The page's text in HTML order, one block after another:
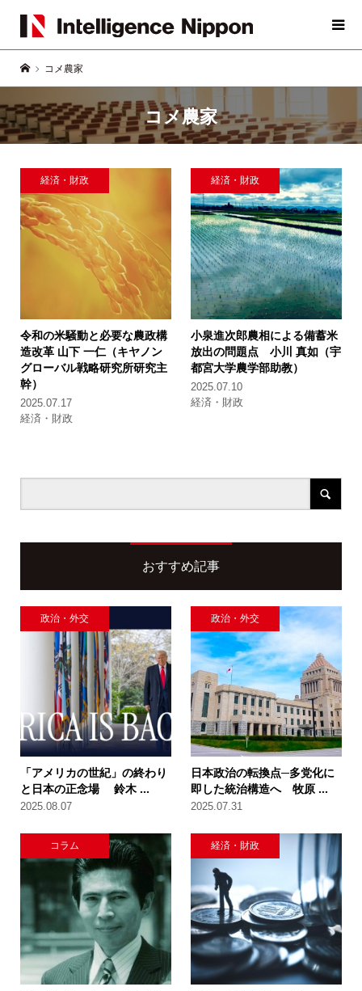
コメ農家
コメ農家
経済・財政
令和の米騒動と必要な農政構
造改革山下 一仁（キヤノン
グローバル戦略研究所研究主
幹）
2025.07.17
経済・財政
経済・財政
小泉進次郎農相による備蓄米
放出の問題点 小川 真如（宇
都宮大学農学部助教）
2025.07.10
経済・財政
おすすめ記事
政治・外交
「アメリカの世紀」の終わり
と日本の正念場 鈴木 ...
2025.08.07
政治・外交
日本政治の転換点─多党化に
即した統治構造へ 牧原 ...
2025.07.31
コラム 経済・財政